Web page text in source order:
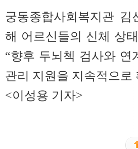
궁동종합사회복지관 김
해 어르신들의 신체 상
“향후 두뇌첵 검사와
관리 지원을 지속적으로
<이성용 기자>